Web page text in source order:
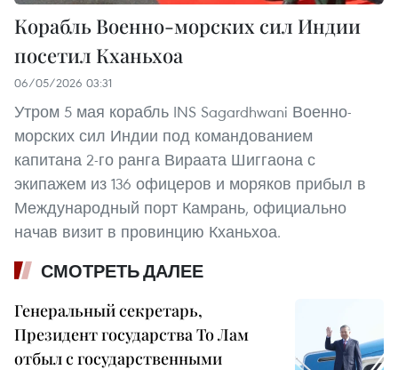
Корабль Военно-морских сил Индии
посетил Кханьхоа
06/05/2026 03:31
Утром 5 мая корабль INS Sagardhwani Военно-
морских сил Индии под командованием
капитана 2-го ранга Вираата Шиггаона с
экипажем из 136 офицеров и моряков прибыл в
Международный порт Камрань, официально
начав визит в провинцию Кханьхоа.
СМОТРЕТЬ ДАЛЕЕ
Генеральный секретарь,
Президент государства То Лам
отбыл с государственными